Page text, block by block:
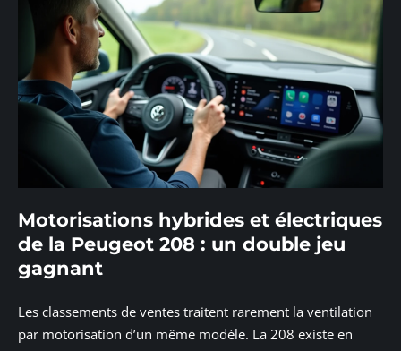
Motorisations hybrides et électriques
de la Peugeot 208 : un double jeu
gagnant
Les classements de ventes traitent rarement la ventilation
par motorisation d’un même modèle. La 208 existe en